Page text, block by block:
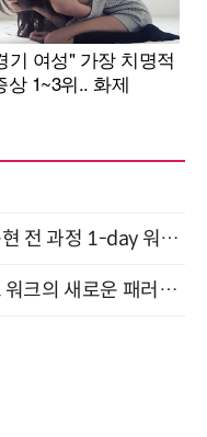
UX 기획·DESIGN.md 설계·AI 구현 전 과정 1-day 워크숍 with Claude Code·Codex 9월 15일 개최
“AI와 함께 일하는 시대 ” - 스마트 워크의 새로운 패러다임 (9/11)